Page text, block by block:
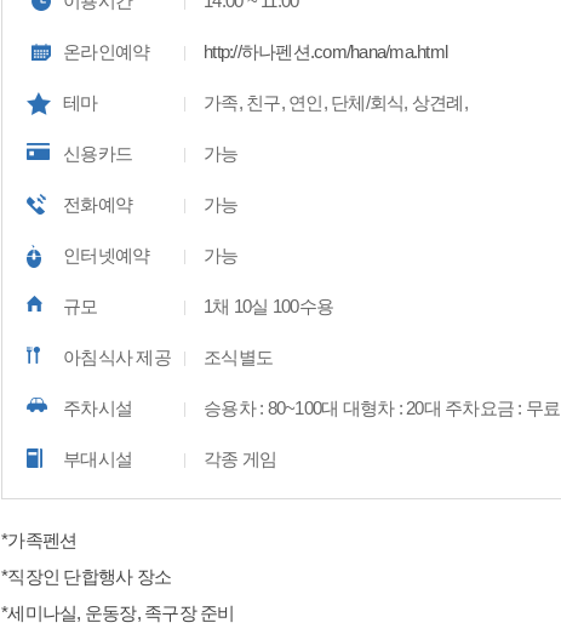
온라인예약 http://하나펜션.com/hana/ma.html
테마 가족, 친구, 연인, 단체/회식, 상견례,
신용카드 가능
전화예약 가능
인터넷예약 가능
규모 1채 10실 100수용
아침식사 제공 조식별도
주차시설 승용차 : 80~100대 대형차 : 20대 주차요금 : 무료
부대시설 각종 게임
*가족펜션
*직장인 단합행사 장소
*세미나실, 운동장, 족구장 준비